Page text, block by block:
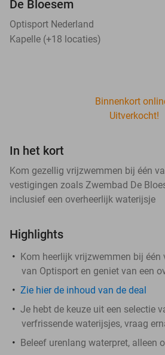
De Bloesem
Optisport Nederland
Kapelle (+18 locaties)
Binnenkort
Uitverkocht!
In het kort
Kom gezellig vrijzwemmen bij één
vestigingen zoals Zwembad De
inclusief een overheerlijk waterijsje
Highlights
Kom heerlijk vrijzwemmen bij één
van Optisport en geniet van een
Zie hier de inhoud van de deal
Je hebt de keuze uit een selectie
verfrissende waterijsjes, vraag
Beleef urenlang waterpret, alleen